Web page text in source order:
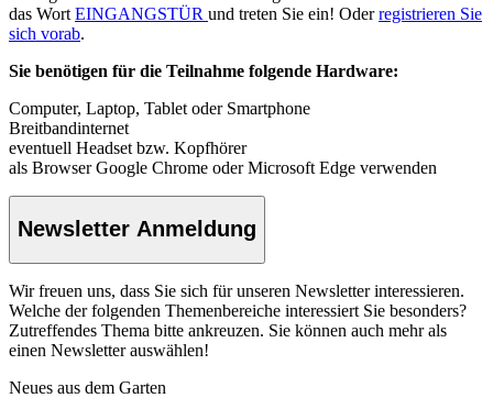
das Wort EINGANGSTÜR und treten Sie ein! Oderregistrieren Sie
sich vorab.
Sie benötigen für die Teilnahme folgende Hardware:
Computer, Laptop, Tablet oder Smartphone
Breitbandinternet
eventuell Headset bzw. Kopfhörer
als Browser Google Chrome oder Microsoft Edge verwenden
Newsletter Anmeldung
Wir freuen uns, dass Sie sich für unseren Newsletter interessieren.
Welche der folgenden Themenbereiche interessiert Sie besonders?
Zutreffendes Thema bitte ankreuzen. Sie können auch mehr als
einen Newsletter auswählen!
Neues aus dem Garten